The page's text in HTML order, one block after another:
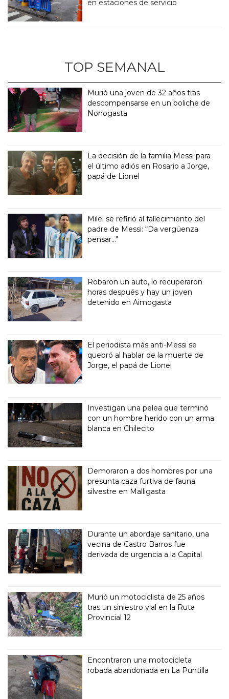
en estaciones de servicio
TOP SEMANAL
Murió una joven de 32 años tras
descompensarse en un boliche de
Nonogasta
La decisión de la familia Messi para
el último adiós en Rosario a Jorge,
papá de Lionel
Milei se refirió al fallecimiento del
padre de Messi: “Da vergüenza
pensar..."
Robaron un auto, lo recuperaron
horas después y hay un joven
detenido en Aimogasta
El periodista más anti-Messi se
quebró al hablar de la muerte de
Jorge, el papá de Lionel
Investigan una pelea que terminó
con un hombre herido con un arma
blanca en Chilecito
Demoraron a dos hombres por una
presunta caza furtiva de fauna
silvestre en Malligasta
Durante un abordaje sanitario, una
vecina de Castro Barros fue
derivada de urgencia a la Capital
Murió un motociclista de 25 años
tras un siniestro vial en la Ruta
Provincial 12
Encontraron una motocicleta
robada abandonada en La Puntilla